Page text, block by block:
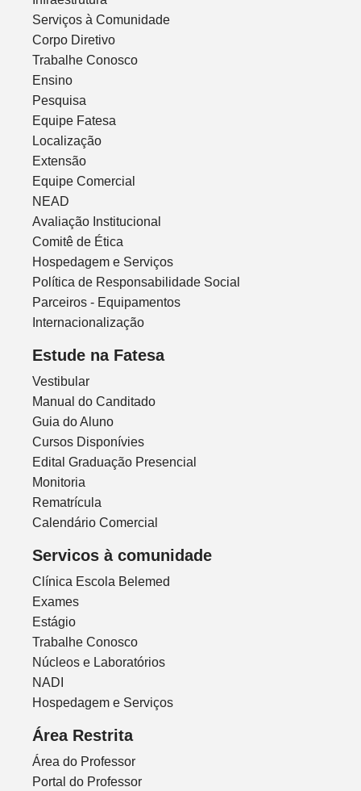
Serviços à Comunidade
Corpo Diretivo
Trabalhe Conosco
Ensino
Pesquisa
Equipe Fatesa
Localização
Extensão
Equipe Comercial
NEAD
Avaliação Institucional
Comitê de Ética
Hospedagem e Serviços
Política de Responsabilidade Social
Parceiros - Equipamentos
Internacionalização
Estude na Fatesa
Vestibular
Manual do Canditado
Guia do Aluno
Cursos Disponívies
Edital Graduação Presencial
Monitoria
Rematrícula
Calendário Comercial
Servicos à comunidade
Clínica Escola Belemed
Exames
Estágio
Trabalhe Conosco
Núcleos e Laboratórios
NADI
Hospedagem e Serviços
Área Restrita
Área do Professor
Portal do Professor